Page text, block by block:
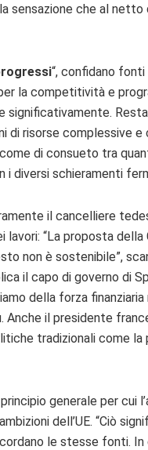
sensazione che al
“, confidano fonti
la competitività e
di risorse complessive e
come di consueto tra
i diversi schieramenti
il cancelliere
lavori: “La proposta della
non è sostenibile”,
il capo di governo di
della forza
Anche il presidente
tradizionali come
generale per cui
dell’UE. “Ciò
le stesse fonti.